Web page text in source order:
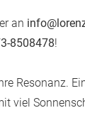
an
8508478!
Resonanz.
viel